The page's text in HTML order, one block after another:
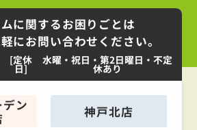
に関するお困りごとは
にお問い合わせください。
[定休
日]
水曜・祝日・第2日曜日・不定
休あり
ン
神戸北店